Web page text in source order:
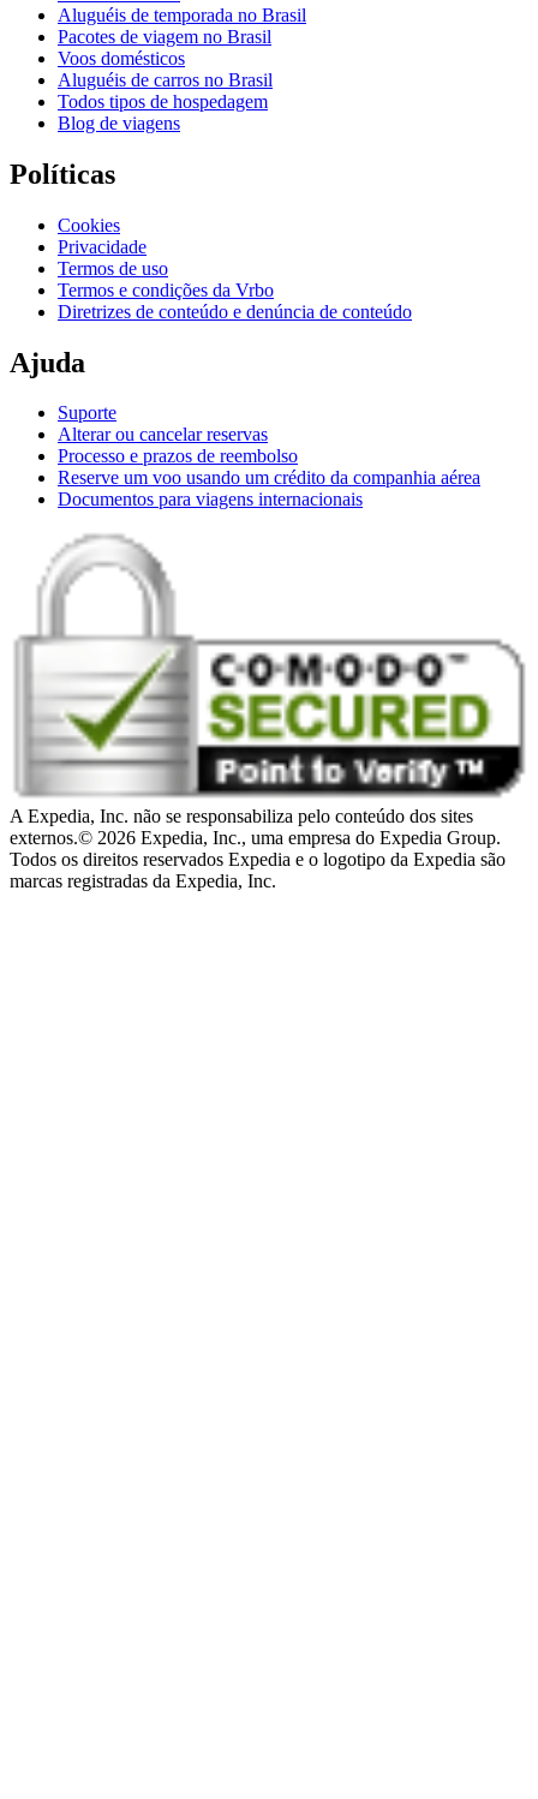
Aluguéis de temporada no Brasil
Pacotes de viagem no Brasil
Voos domésticos
Aluguéis de carros no Brasil
Todos tipos de hospedagem
Blog de viagens
Políticas
Cookies
Privacidade
Termos de uso
Termos e condições da Vrbo
Diretrizes de conteúdo e denúncia de conteúdo
Ajuda
Suporte
Alterar ou cancelar reservas
Processo e prazos de reembolso
Reserve um voo usando um crédito da companhia aérea
Documentos para viagens internacionais
A Expedia, Inc. não se responsabiliza pelo conteúdo dos sites
externos.© 2026 Expedia, Inc., uma empresa do Expedia Group.
Todos os direitos reservados Expedia e o logotipo da Expedia são
marcas registradas da Expedia, Inc.